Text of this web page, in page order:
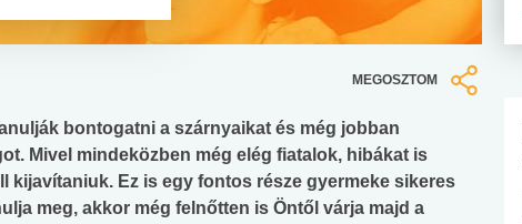
MEGOSZTOM
bontogatni a szárnyaikat és még jobban
Mivel mindeközben még elég fiatalok, hibákat is
kijavítaniuk. Ez is egy fontos része gyermeke sikeres
meg, akkor még felnőtten is Öntől várja majd a